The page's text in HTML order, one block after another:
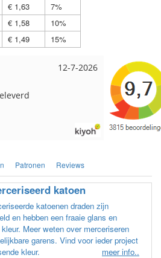
€ 1,63
7%
€ 1,58
10%
€ 1,49 15%
11-7-2026
mooie kleuren en
veel verschillende
Geen kleur codes
gaan zitten. Moet
kleurcode bij welke
gram zwart besteld
zitten er nu
in het zwart. Dat
ik nu wil nabestellen
ik de juiste kleurcode
Misschien een
Anja uit
Altijd alles
levering!
Patronen Reviews
katoen
katoenen draden zijn
en hebben een fraaie glans en
Meer weten over merceriseren
garens. Vind voor ieder project
kleur.
meer info..